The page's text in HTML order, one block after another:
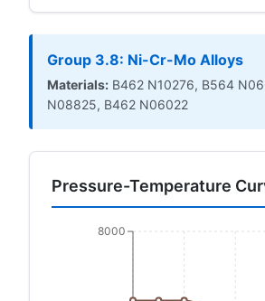
Group 3.8: Ni-Cr-Mo Alloys
Materials: B462 N10276, B564
N08825, B462 N06022
Pressure-Temperature
8000